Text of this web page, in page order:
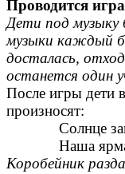
Проводится
Дети под музыку
музыки каждый
досталась,
останется один
После игры дети
произносят:
Солнце
Наша
Коробейник